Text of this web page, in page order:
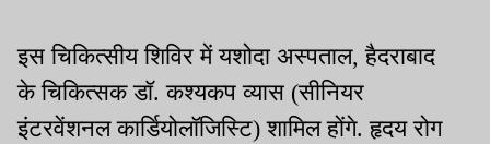
इस चिकित्सीय शिविर में यशोदा अस्पताल, हैदराबाद
के चिकित्सक डॉ. कश्यकप व्यास (सीनियर
इंटरवेंशनल कार्डियोलॉजिस्टि) शामिल होंगे. हृदय रोग